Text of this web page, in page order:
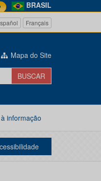
BRASIL
Français
Mapa do Site
informação